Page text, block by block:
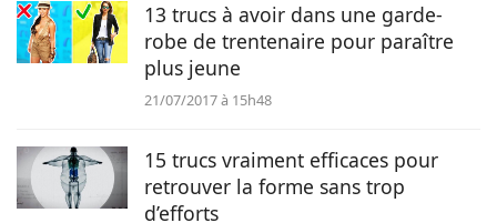
13 trucs à avoir dans une garde-
robe de trentenaire pour paraître
plus jeune
21/07/2017 à 15h48
15 trucs vraiment efficaces pour
retrouver la forme sans trop
d’efforts